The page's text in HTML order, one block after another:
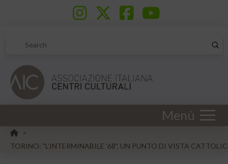
Search
Menù
HOME
>
TORINO: "L'INTERMINABILE '68". UN PUNTO DI VISTA